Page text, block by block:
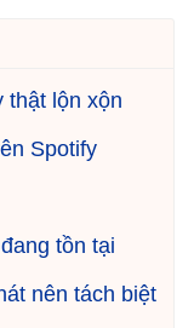
thật lộn xộn
Spotify
tồn tại
nên tách biệt